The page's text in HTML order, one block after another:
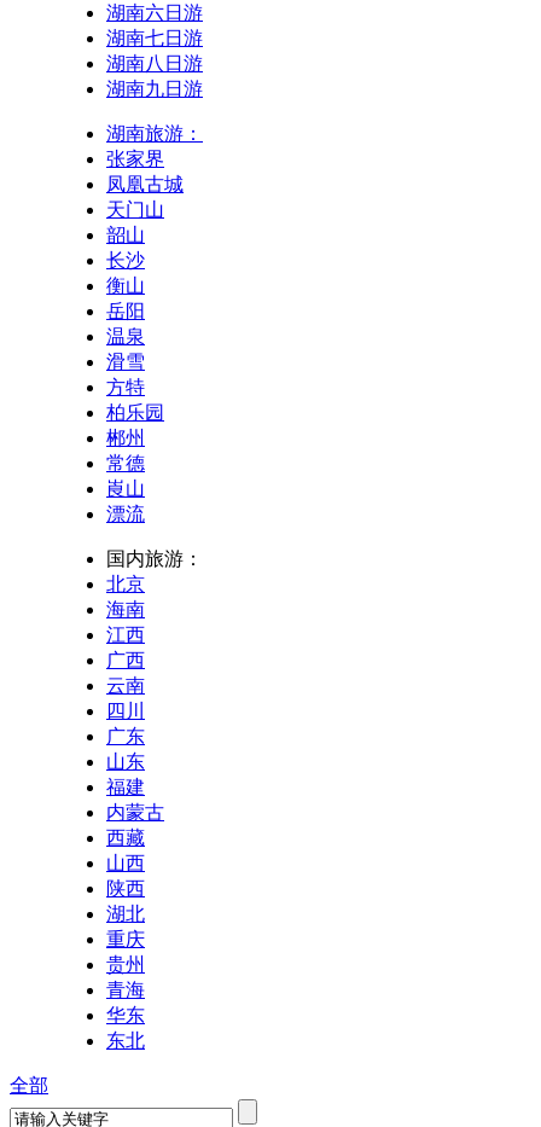
湖南六日游
湖南七日游
湖南八日游
湖南九日游
湖南旅游：
张家界
凤凰古城
天门山
韶山
长沙
衡山
岳阳
温泉
滑雪
方特
柏乐园
郴州
常德
崀山
漂流
国内旅游：
北京
海南
江西
广西
云南
四川
广东
山东
福建
内蒙古
西藏
山西
陕西
湖北
重庆
贵州
青海
华东
东北
全部